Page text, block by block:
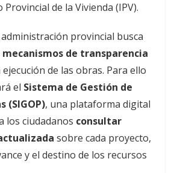
de la Vivienda (IPV).
provincial busca
de transparencia
de las obras. Para ello
el Sistema de Gestión de
(SIGOP), una plataforma digital
los ciudadanos consultar
sobre cada proyecto,
y el destino de los recursos